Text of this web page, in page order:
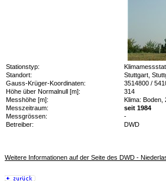
Stationstyp:
Standort:
Stuttgart,
Gauss-Krüger-Koordinaten:
3514800 /
Höhe über Normalnull [m]:
314
Messhöhe [m]:
Klima: Boden,
Messzeitraum:
seit 1984
Messgrössen:
-
Betreiber:
DWD
Weitere Informationen auf der Seite des DWD -